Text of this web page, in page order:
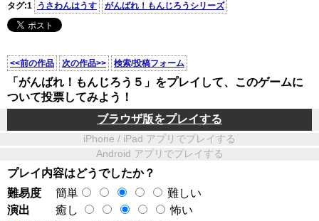
タグ:1 うさわんはうす がんばれ！もんじろうシリーズ
<<前の作品 次の作品>> 検索/投稿フォーム
「がんばれ！もんじろう５」をプレイして、このゲームに
ついて投票してみよう！
ブラウザ版をプレイする
iPhone / iPad アプリでプレイする
Android アプリでプレイする
プレイ内容はどうでしたか？
難易度
簡単
難しい
演出
癒し
怖い